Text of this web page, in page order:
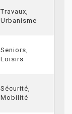
Travaux,
Urbanisme
Seniors,
Loisirs
Sécurité,
Mobilité